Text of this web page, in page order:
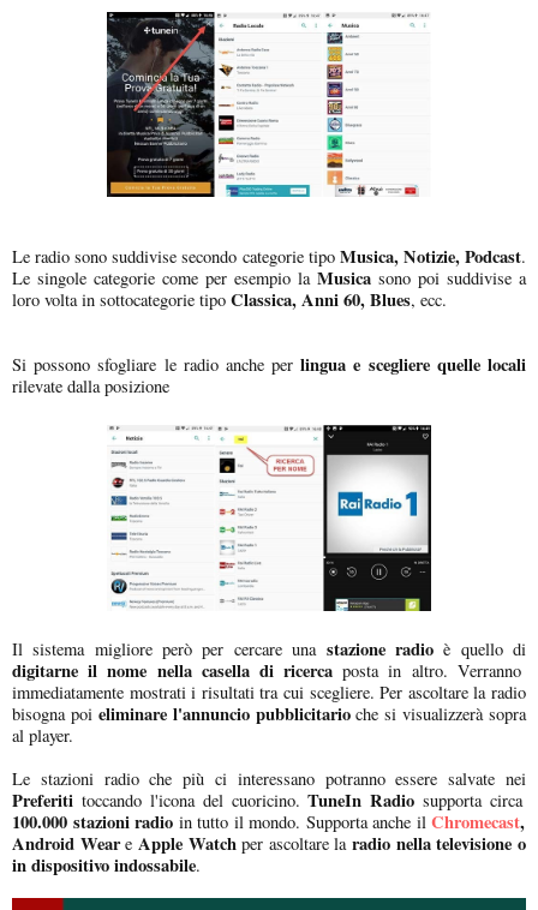
Le radio sono suddivise secondo categorie tipo Musica, Notizie, Podcast.
Le singole categorie come per esempio la Musica sono poi suddivise a
loro volta in sottocategorie tipo Classica, Anni 60, Blues, ecc.
Si possono sfogliare le radio anche perlingua e scegliere quelle locali
rilevate dalla posizione
Il sistema migliore però per cercare unastazione radioè quello di
digitarne il nome nella casella di ricerca posta in altro. Verranno
immediatamente mostrati i risultati tra cui scegliere. Per ascoltare la radio
bisogna poi eliminare l'annuncio pubblicitarioche si visualizzerà sopra
al player.
Le stazioni radio che più ci interessano potranno essere salvate nei
Preferiti toccando l'icona del cuoricino.TuneIn Radio supporta circa
100.000 stazioni radio in tutto il mondo. Supporta anche ilChromecast,
Android Weare Apple Watch per ascoltare laradio nella televisione o
in dispositivo indossabile.